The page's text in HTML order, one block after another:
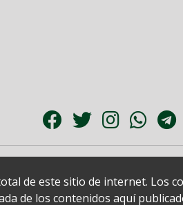
de este sitio de internet. Los
de los contenidos aquí